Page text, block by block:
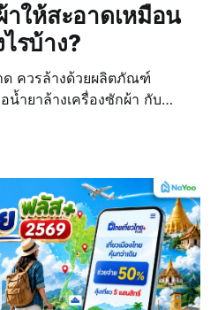
าให้สะอาดเหมือน
รบ้าง?
ด ควรล้างด้วยผลิตภัณฑ์
น้ำยาล้างเครื่องซักผ้า กับ
ร่วมกับการเปิดโหมดล้างถังซัก